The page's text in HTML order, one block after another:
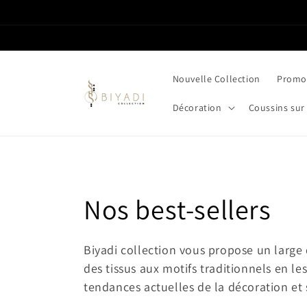
Nouvelle Collection
Décoration Coussins
C
o
l
Nos best-sellers
Biyadi collection vous propose un large
des tissus aux motifs traditionnels en
tendances actuelles de la décoration et